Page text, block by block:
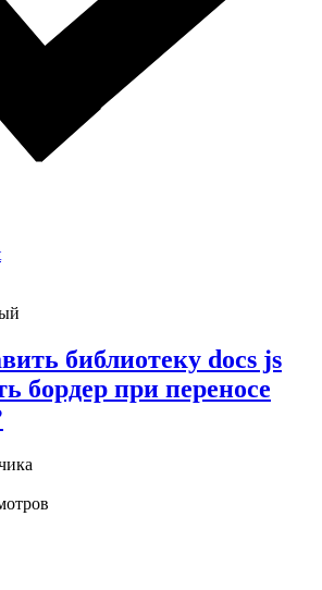
библиотеку docs js
бордер при переносе